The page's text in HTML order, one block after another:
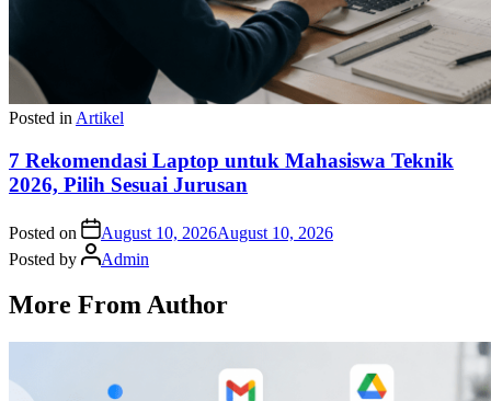
Posted in Artikel
7 Rekomendasi Laptop untuk Mahasiswa Teknik
2026, Pilih Sesuai Jurusan
Posted on August 10, 2026August 10, 2026
Posted by
Admin
More From Author